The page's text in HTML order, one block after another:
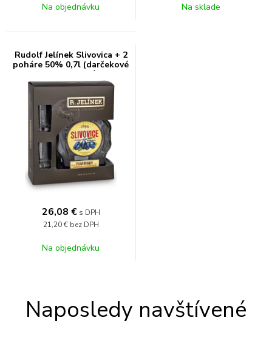
Na objednávku Na sklade
Rudolf Jelínek Slivovica + 2
poháre 50% 0,7l (darčekové
balenie 2 poháre)
26,08 € s DPH
21,20 € bez DPH
Na objednávku
Naposledy navštívené